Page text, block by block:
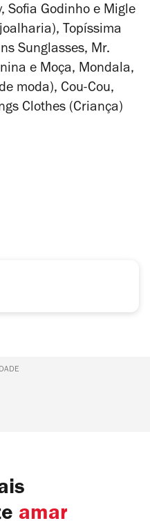
Sofia Godinho e Migle
Topíssima
Sunglasses, Mr.
e Moça, Mondala,
moda), Cou-Cou,
Clothes (Criança)
amar